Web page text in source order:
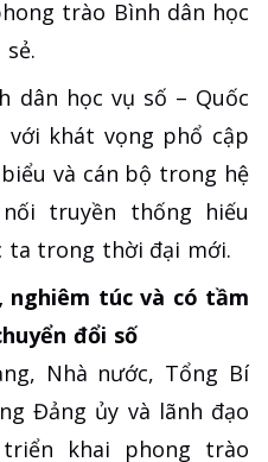
trào Bình dân học
dân học vụ số – Quốc
với khát vọng phổ cập
và cán bộ trong hệ
truyền thống hiếu
ta trong thời đại mới.
nghiêm túc và có tầm
đổi số
Nhà nước, Tổng Bí
Đảng ủy và lãnh đạo
khai phong trào